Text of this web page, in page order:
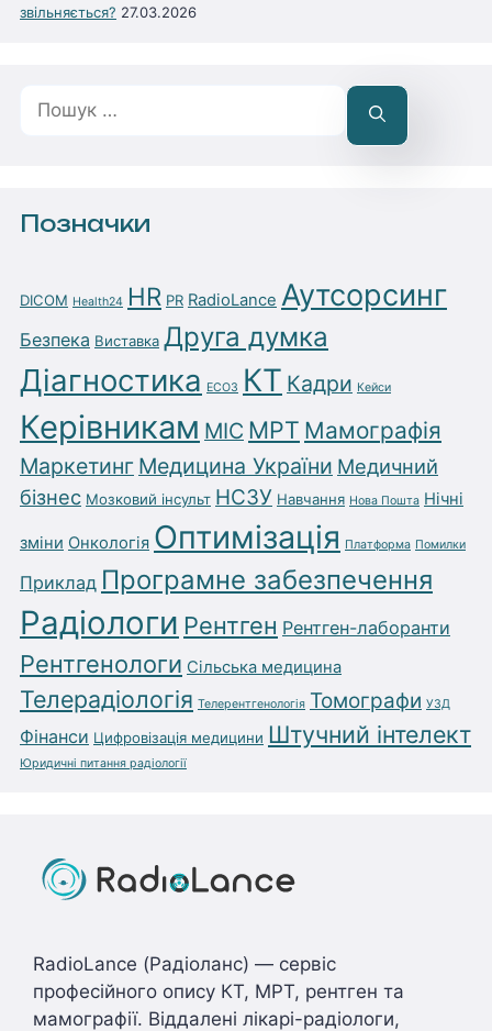
звільняється? 27.03.2026
Позначки
DICOM Health24 HR PR RadioLance Аутсорсинг
Безпека Виставка Друга думка
Діагностика ЕСОЗ КТ Кадри Кейси
Керівникам МІС МРТ Мамографія
Маркетинг Медицина України Медичний
бізнес Мозковий інсульт НСЗУ Навчання Нова Пошта Нічні
зміни Онкологія Оптимізація Платформа Помилки
Приклад Програмне забезпечення
Радіологи Рентген Рентген-лаборанти
Рентгенологи Сільська медицина
Телерадіологія Телерентгенологія Томографи УЗД
Фінанси Цифровізація медицини Штучний інтелект
Юридичні питання радіології
RadioLance (Радіоланс) — сервіс
професійного опису КТ, МРТ, рентген та
мамографії. Віддалені лікарі-радіологи,